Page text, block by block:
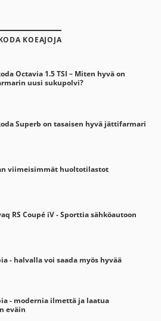
KOEAJOJA
Octavia 1.5 TSI – Miten hyvä on
uusi sukupolvi?
Superb on tasaisen hyvä jättifarmari
viimeisimmät huoltotilastot
RS Coupé iV - Sporttia sähköautoon
- halvalla voi saada myös hyvää
- modernia ilmettä ja laatua
eväin